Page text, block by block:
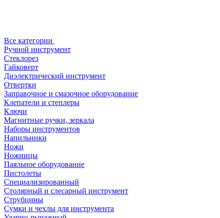
Все категории
Ручной инструмент
Стеклорез
Гайковерт
Диэлектрический инструмент
Отвертки
Заправочное и смазочное оборудование
Клепатели и степлеры
Ключи
Магнитные ручки, зеркала
Наборы инструментов
Напильники
Ножи
Ножницы
Паяльное оборудование
Пистолеты
Специализированный
Столярный и слесарный инструмент
Струбцины
Сумки и чехлы для инструмента